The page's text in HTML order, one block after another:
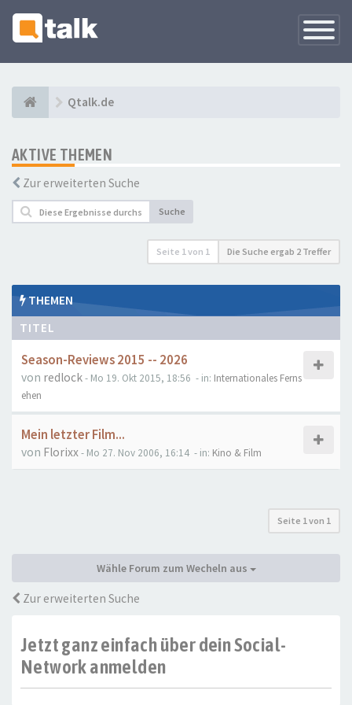
Qtalk.de
AKTIVE THEMEN
Zur erweiterten Suche
Suche
Seite 1von 1 Die Suche ergab 2 Treffer
THEMEN
TITEL
Season-Reviews 2015 -- 2026
von redlock- Mo 19. Okt 2015, 18:56 - in: Internationales Ferns
ehen
Mein letzter Film...
von Florixx- Mo 27. Nov 2006, 16:14 - in: Kino & Film
Seite 1von 1
Wähle Forum zum Wecheln aus
Zur erweiterten Suche
Jetzt ganz einfach über dein Social-
Network anmelden